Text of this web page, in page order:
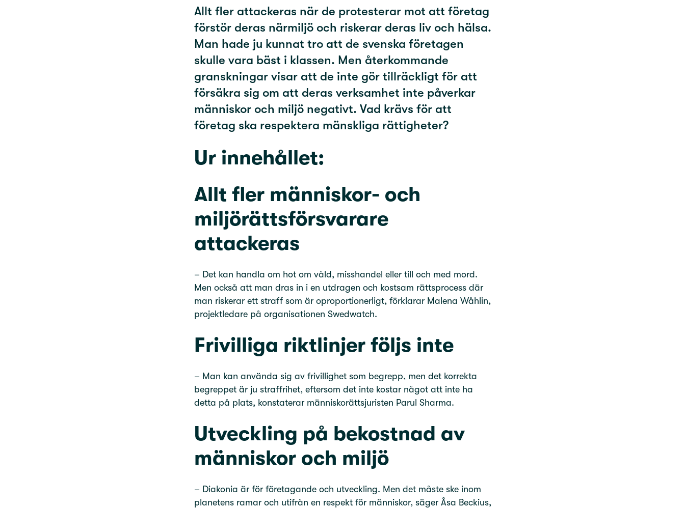
Allt fler attackeras när de protesterar mot att företag
förstör deras närmiljö och riskerar deras liv och hälsa.
Man hade ju kunnat tro att de svenska företagen
skulle vara bäst i klassen. Men återkommande
granskningar visar att de inte gör tillräckligt för att
försäkra sig om att deras verksamhet inte påverkar
människor och miljö negativt. Vad krävs för att
företag ska respektera mänskliga rättigheter?
Ur innehållet:
Allt fler människor- och
miljörättsförsvarare
attackeras
– Det kan handla om hot om våld, misshandel eller till och med mord.
Men också att man dras in i en utdragen och kostsam rättsprocess där
man riskerar ett straff som är oproportionerligt, förklarar Malena Wåhlin,
projektledare på organisationen Swedwatch.
Frivilliga riktlinjer följs inte
– Man kan använda sig av frivillighet som begrepp, men det korrekta
begreppet är ju straffrihet, eftersom det inte kostar något att inte ha
detta på plats, konstaterar människorättsjuristen Parul Sharma.
Utveckling på bekostnad av
människor och miljö
– Diakonia är för företagande och utveckling. Men det måste ske inom
planetens ramar och utifrån en respekt för människor, säger Åsa Beckius,